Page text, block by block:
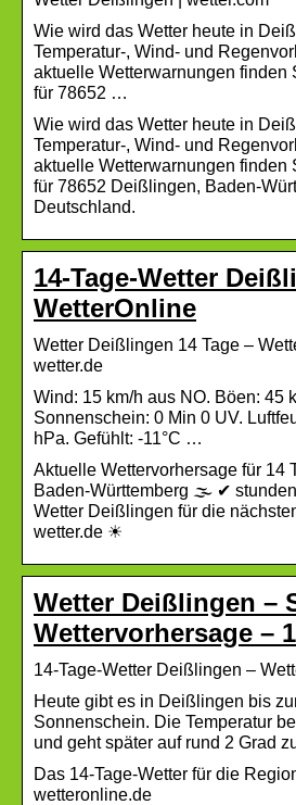
Wie wird das Wetter heute in
Temperatur-, Wind- und
aktuelle Wetterwarnungen finden
für 78652 …
Wie wird das Wetter heute in
Temperatur-, Wind- und
aktuelle Wetterwarnungen finden
für 78652 Deißlingen, Baden-
Deutschland.
14-Tage-Wetter
WetterOnline
Wetter Deißlingen 14 Tage –
wetter.de
Wind: 15 km/h aus NO. Böen: 45
Sonnenschein: 0 Min 0 UV.
hPa. Gefühlt: -11°C …
Aktuelle Wettervorhersage für 14
Baden-Württemberg 🌫️ ✔
Wetter Deißlingen für die
wetter.de ☀
Wetter Deißlingen –
Wettervorhersage –
14-Tage-Wetter Deißlingen –
Heute gibt es in Deißlingen bis
Sonnenschein. Die Temperatur
und geht später auf rund 2 Grad
Das 14-Tage-Wetter für die
wetteronline.de